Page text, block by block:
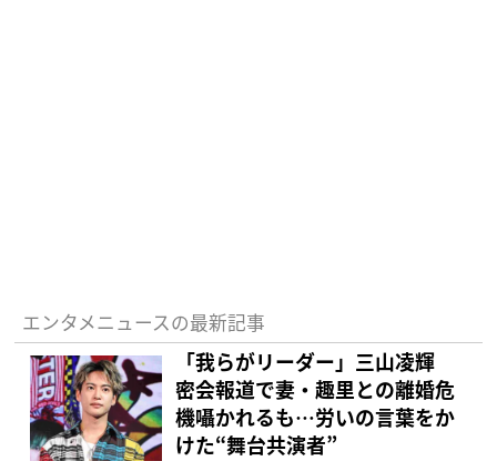
エンタメニュースの最新記事
「我らがリーダー」三山凌輝
密会報道で妻・趣里との離婚危
機囁かれるも…労いの言葉をか
けた“舞台共演者”